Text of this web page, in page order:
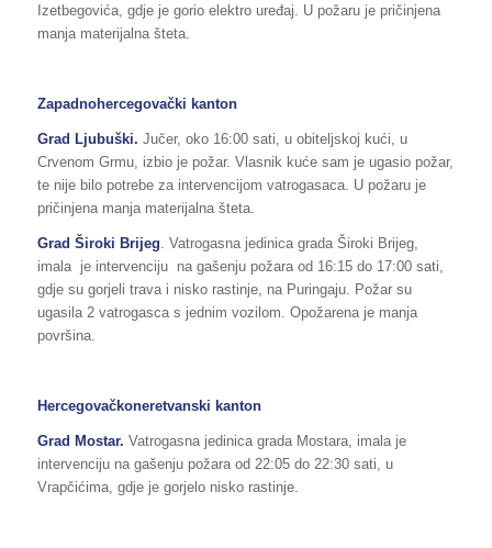
Izetbegovića, gdje je gorio elektro uređaj. U požaru je pričinjena
manja materijalna šteta.
Zapadnohercegovački kanton
Grad Ljubuški. Jučer, oko 16:00 sati, u obiteljskoj kući, u
Crvenom Grmu, izbio je požar. Vlasnik kuće sam je ugasio požar,
te nije bilo potrebe za intervencijom vatrogasaca. U požaru je
pričinjena manja materijalna šteta.
Grad Široki Brijeg. Vatrogasna jedinica grada Široki Brijeg,
imala je intervenciju na gašenju požara od 16:15 do 17:00 sati,
gdje su gorjeli trava i nisko rastinje, na Puringaju. Požar su
ugasila 2 vatrogasca s jednim vozilom. Opožarena je manja
površina.
Hercegovačkoneretvanski kanton
Grad Mostar. Vatrogasna jedinica grada Mostara, imala je
intervenciju na gašenju požara od 22:05 do 22:30 sati, u
Vrapčićima, gdje je gorjelo nisko rastinje.